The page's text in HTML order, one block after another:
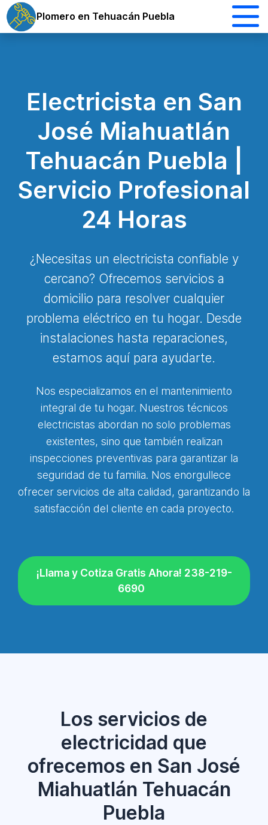
Plomero en Tehuacán Puebla
Electricista en San
José Miahuatlán
Tehuacán Puebla |
Servicio Profesional
24 Horas
¿Necesitas un electricista confiable y
cercano? Ofrecemos servicios a
domicilio para resolver cualquier
problema eléctrico en tu hogar. Desde
instalaciones hasta reparaciones,
estamos aquí para ayudarte.
Nos especializamos en el mantenimiento
integral de tu hogar. Nuestros técnicos
electricistas abordan no solo problemas
existentes, sino que también realizan
inspecciones preventivas para garantizar la
seguridad de tu familia. Nos enorgullece
ofrecer servicios de alta calidad, garantizando la
satisfacción del cliente en cada proyecto.
¡Llama y Cotiza Gratis Ahora! 238-219-
6690
Los servicios de
electricidad que
ofrecemos en San José
Miahuatlán Tehuacán
Puebla